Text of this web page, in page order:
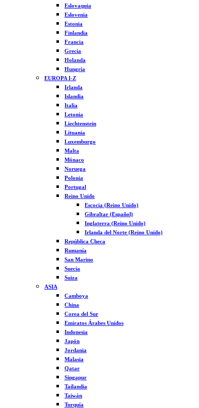
Eslovaquia
Eslovenia
Estonia
Finlandia
Francia
Grecia
Holanda
Hungría
EUROPA I-Z
Irlanda
Islandia
Italia
Letonia
Liechtenstein
Lituania
Luxemburgo
Malta
Mónaco
Noruega
Polonia
Portugal
Reino Unido
Escocia (Reino Unido)
Gibraltar (Español)
Inglaterra (Reino Unido)
Irlanda del Norte (Reino Unido)
República Checa
Rumanía
San Marino
Suecia
Suiza
ASIA
Camboya
China
Corea del Sur
Emiratos Árabes Unidos
Indonesia
Japón
Jordania
Malasia
Qatar
Singapur
Tailandia
Taiwán
Turquía